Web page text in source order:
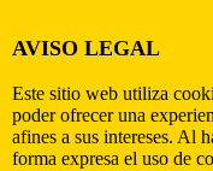
AVISO LEGAL
Este sitio web utiliza
poder ofrecer una
afines a sus intereses. Al
forma expresa el uso de